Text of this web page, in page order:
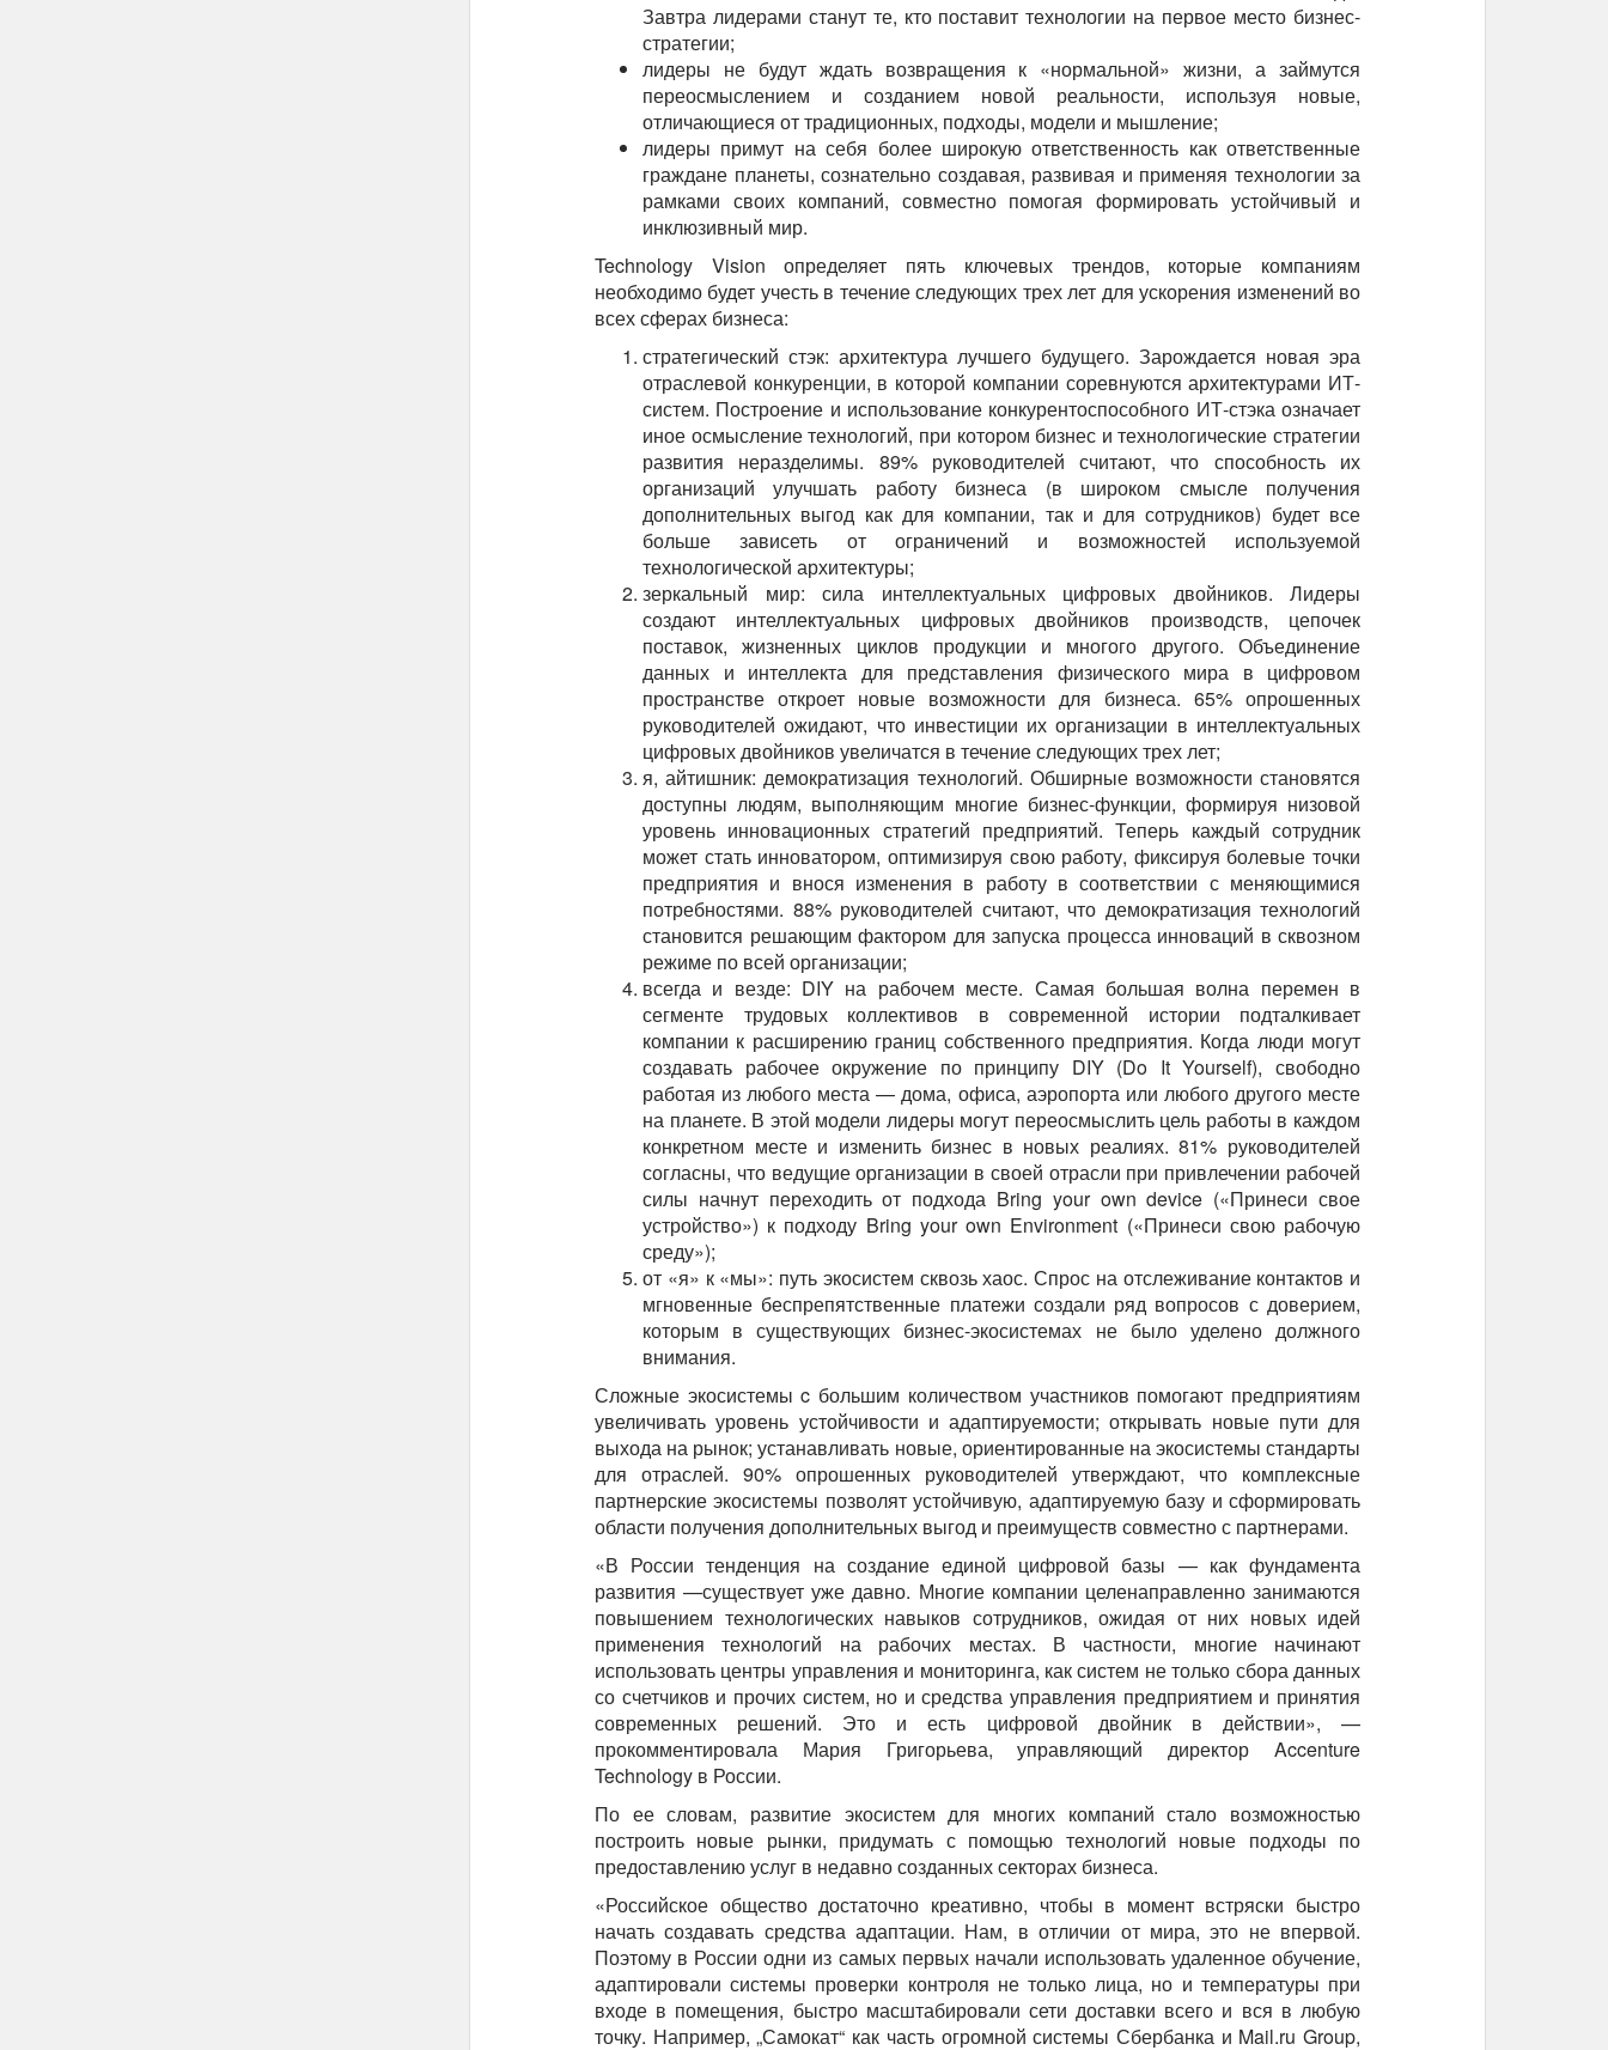
Завтра лидерами станут те, кто поставит технологии на первое место бизнес-
стратегии;
лидеры не будут ждать возвращения к «нормальной» жизни, а займутся
переосмыслением и созданием новой реальности, используя новые,
отличающиеся от традиционных, подходы, модели и мышление;
лидеры примут на себя более широкую ответственность как ответственные
граждане планеты, сознательно создавая, развивая и применяя технологии за
рамками своих компаний, совместно помогая формировать устойчивый и
инклюзивный мир.
Technology Vision определяет пять ключевых трендов, которые компаниям
необходимо будет учесть в течение следующих трех лет для ускорения изменений во
всех сферах бизнеса:
стратегический стэк: архитектура лучшего будущего. Зарождается новая эра
отраслевой конкуренции, в которой компании соревнуются архитектурами ИТ-
систем. Построение и использование конкурентоспособного ИТ-стэка означает
иное осмысление технологий, при котором бизнес и технологические стратегии
развития неразделимы. 89% руководителей считают, что способность их
организаций улучшать работу бизнеса (в широком смысле получения
дополнительных выгод как для компании, так и для сотрудников) будет все
больше зависеть от ограничений и возможностей используемой
технологической архитектуры;
зеркальный мир: сила интеллектуальных цифровых двойников. Лидеры
создают интеллектуальных цифровых двойников производств, цепочек
поставок, жизненных циклов продукции и многого другого. Объединение
данных и интеллекта для представления физического мира в цифровом
пространстве откроет новые возможности для бизнеса. 65% опрошенных
руководителей ожидают, что инвестиции их организации в интеллектуальных
цифровых двойников увеличатся в течение следующих трех лет;
я, айтишник: демократизация технологий. Обширные возможности становятся
доступны людям, выполняющим многие бизнес-функции, формируя низовой
уровень инновационных стратегий предприятий. Теперь каждый сотрудник
может стать инноватором, оптимизируя свою работу, фиксируя болевые точки
предприятия и внося изменения в работу в соответствии с меняющимися
потребностями. 88% руководителей считают, что демократизация технологий
становится решающим фактором для запуска процесса инноваций в сквозном
режиме по всей организации;
всегда и везде: DIY на рабочем месте. Самая большая волна перемен в
сегменте трудовых коллективов в современной истории подталкивает
компании к расширению границ собственного предприятия. Когда люди могут
создавать рабочее окружение по принципу DIY (Do It Yourself), свободно
работая из любого места — дома, офиса, аэропорта или любого другого месте
на планете. В этой модели лидеры могут переосмыслить цель работы в каждом
конкретном месте и изменить бизнес в новых реалиях. 81% руководителей
согласны, что ведущие организации в своей отрасли при привлечении рабочей
силы начнут переходить от подхода Bring your own device («Принеси свое
устройство») к подходу Bring your own Environment («Принеси свою рабочую
среду»);
от «я» к «мы»: путь экосистем сквозь хаос. Спрос на отслеживание контактов и
мгновенные беспрепятственные платежи создали ряд вопросов с доверием,
которым в существующих бизнес-экосистемах не было уделено должного
внимания.
Сложные экосистемы c большим количеством участников помогают предприятиям
увеличивать уровень устойчивости и адаптируемости; открывать новые пути для
выхода на рынок; устанавливать новые, ориентированные на экосистемы стандарты
для отраслей. 90% опрошенных руководителей утверждают, что комплексные
партнерские экосистемы позволят устойчивую, адаптируемую базу и сформировать
области получения дополнительных выгод и преимуществ совместно с партнерами.
«В России тенденция на создание единой цифровой базы — как фундамента
развития —существует уже давно. Многие компании целенаправленно занимаются
повышением технологических навыков сотрудников, ожидая от них новых идей
применения технологий на рабочих местах. В частности, многие начинают
использовать центры управления и мониторинга, как систем не только сбора данных
со счетчиков и прочих систем, но и средства управления предприятием и принятия
современных решений. Это и есть цифровой двойник в действии», —
прокомментировала Мария Григорьева, управляющий директор Accenture
Technology в России.
По ее словам, развитие экосистем для многих компаний стало возможностью
построить новые рынки, придумать с помощью технологий новые подходы по
предоставлению услуг в недавно созданных секторах бизнеса.
«Российское общество достаточно креативно, чтобы в момент встряски быстро
начать создавать средства адаптации. Нам, в отличии от мира, это не впервой.
Поэтому в России одни из самых первых начали использовать удаленное обучение,
адаптировали системы проверки контроля не только лица, но и температуры при
входе в помещения, быстро масштабировали сети доставки всего и вся в любую
точку. Например, „Самокат“ как часть огромной системы Сбербанка и Mail.ru Group,